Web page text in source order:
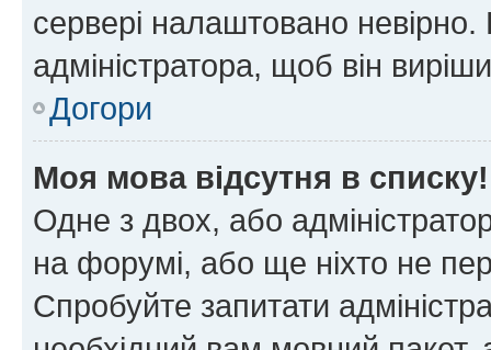
сервері налаштовано
адміністратора, щоб він
Догори
Моя мова відсутня в списку!
Одне з двох, або
на форумі, або ще ніхто не
Спробуйте запитати